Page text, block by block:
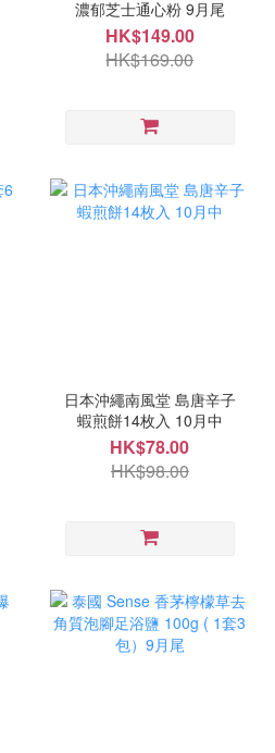
濃郁芝士通心粉 9月尾
HK$149.00
HK$169.00
日本沖繩南風堂 島唐辛子
蝦煎餅14枚入 10月中
HK$78.00
HK$98.00